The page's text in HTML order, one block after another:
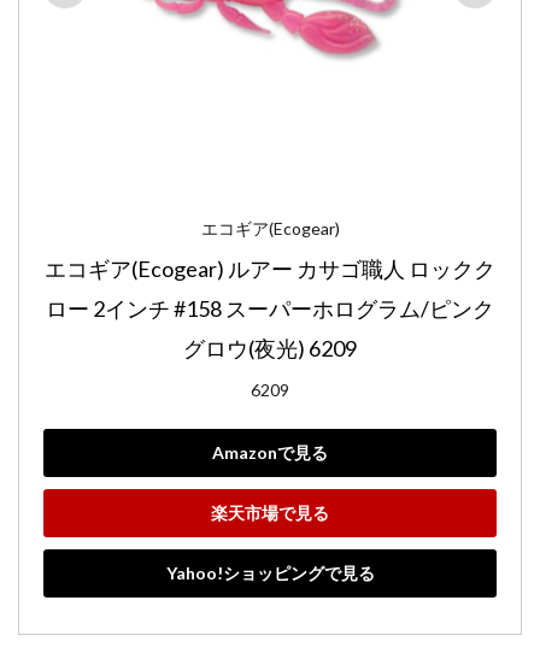
エコギア(Ecogear)
エコギア(Ecogear) ルアー カサゴ職人 ロックク
ロー 2インチ #158 スーパーホログラム/ピンク
グロウ(夜光) 6209
6209
Amazonで見る
楽天市場で見る
Yahoo!ショッピングで見る